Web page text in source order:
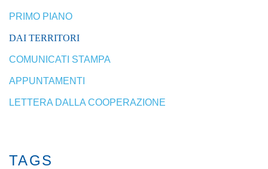
PRIMO PIANO
DAI TERRITORI
COMUNICATI STAMPA
APPUNTAMENTI
LETTERA DALLA COOPERAZIONE
TAGS